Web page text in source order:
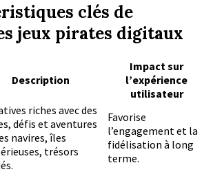
clés de
jeux pirates digitaux
Description
Impact sur
l’expérience
utilisateur
riches avec des
défis et aventures
navires, îles
trésors
Favorise
l’engagement et la
fidélisation à long
terme.